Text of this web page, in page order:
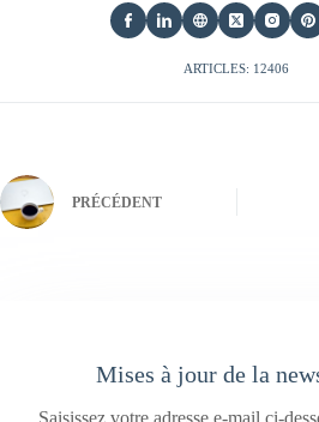
ARTICLES: 12406
PRÉCÉDENT
Mises à jour de la
Saisissez votre adresse e-mail ci-